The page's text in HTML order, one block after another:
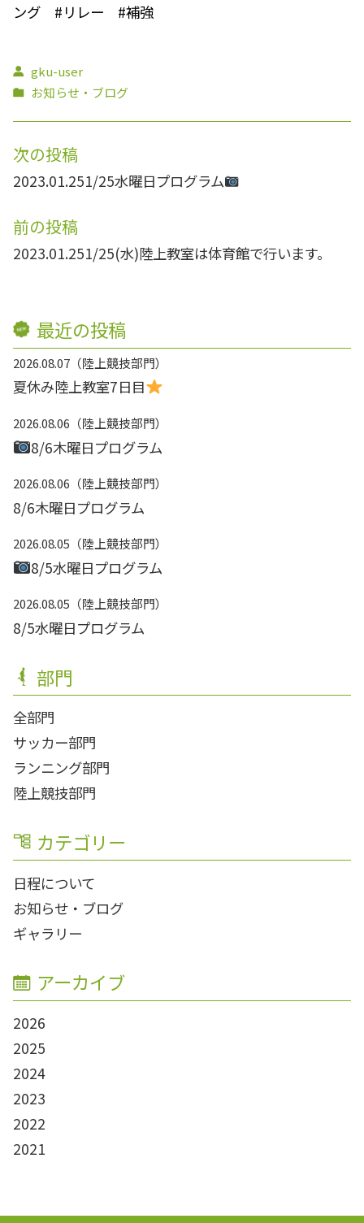
ング #リレー #補強
gku-user
お知らせ・ブログ
次の投稿
2023.01.251/25水曜日プログラム
前の投稿
2023.01.251/25(水)陸上教室は体育館で行います。
最近の投稿
2026.08.07 陸上競技部門
夏休み陸上教室7日目
2026.08.06 陸上競技部門
8/6木曜日プログラム
2026.08.06 陸上競技部門
8/6木曜日プログラム
2026.08.05 陸上競技部門
8/5水曜日プログラム
2026.08.05 陸上競技部門
8/5水曜日プログラム
部門
全部門
サッカー部門
ランニング部門
陸上競技部門
カテゴリー
日程について
お知らせ・ブログ
ギャラリー
アーカイブ
2026
2025
2024
2023
2022
2021